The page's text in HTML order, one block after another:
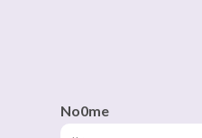
No0me